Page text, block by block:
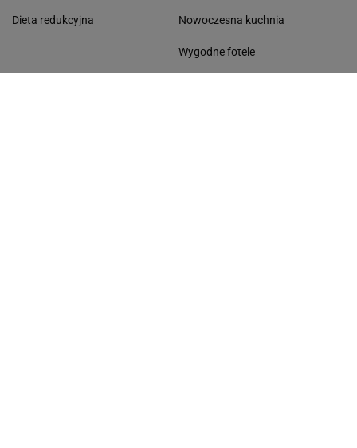
Dieta redukcyjna Nowoczesna kuchnia
Wygodne fotele